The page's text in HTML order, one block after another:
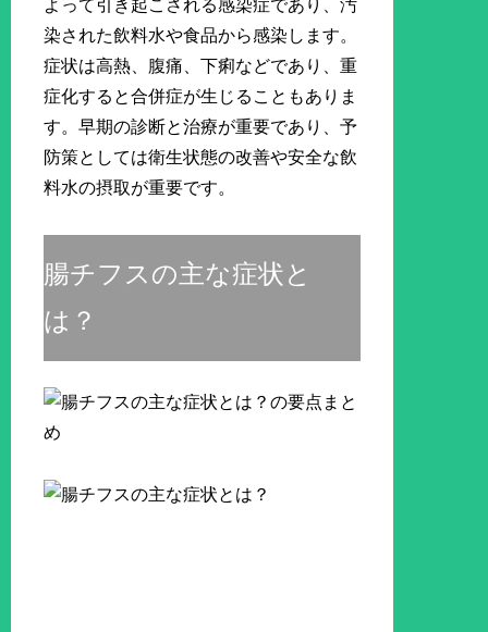
よって引き起こされる感染症であり、汚
染された飲料水や食品から感染します。
症状は高熱、腹痛、下痢などであり、重
症化すると合併症が生じることもありま
す。早期の診断と治療が重要であり、予
防策としては衛生状態の改善や安全な飲
料水の摂取が重要です。
腸チフスの主な症状と
は？